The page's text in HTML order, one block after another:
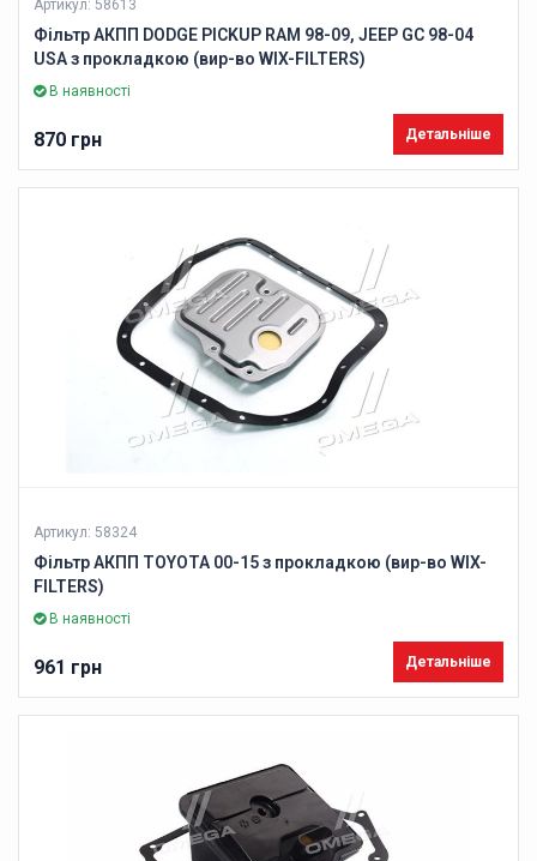
Артикул: 58613
Фільтр АКПП DODGE PICKUP RAM 98-09, JEEP GC 98-04
USA з прокладкою (вир-во WIX-FILTERS)
В наявності
870 грн Детальніше
Артикул: 58324
Фільтр АКПП TOYOTA 00-15 з прокладкою (вир-во WIX-
FILTERS)
В наявності
961 грн Детальніше